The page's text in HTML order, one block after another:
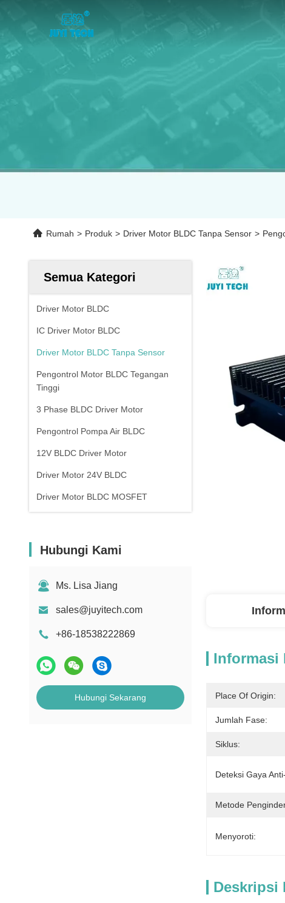
Rumah > Produk > Driver Motor BLDC Tanpa Sensor >
Semua Kategori
Driver Motor BLDC
IC Driver Motor BLDC
Driver Motor BLDC Tanpa Sensor
Pengontrol Motor BLDC Tegangan
Tinggi
3 Phase BLDC Driver Motor
Pengontrol Pompa Air BLDC
12V BLDC Driver Motor
Driver Motor 24V BLDC
Driver Motor BLDC MOSFET
Hubungi Kami
Ms. Lisa Jiang
sales@juyitech.com
+86-18538222869
Hubungi Sekarang
Informasi
Place Of Origin:
Jumlah Fase:
Siklus:
Deteksi Gaya
Metode
Menyoroti:
Deskripsi